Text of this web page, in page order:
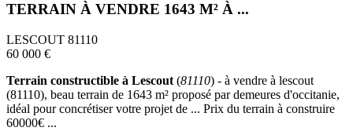
TERRAIN À VENDRE 1643 M² À ...
LESCOUT 81110
60 000 €
Terrain constructible à Lescout (81110) - à vendre à lescout
(81110), beau terrain de 1643 m² proposé par demeures d'occitanie,
idéal pour concrétiser votre projet de ... Prix du terrain à construire
60000€ ...